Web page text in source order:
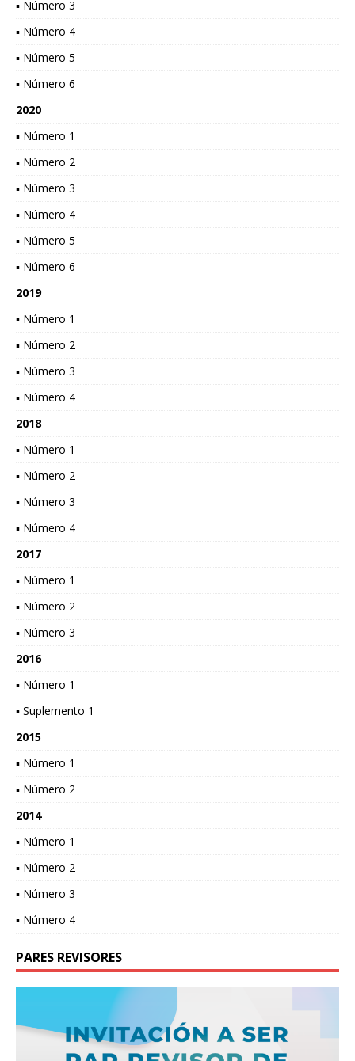
▪ Número 3
▪ Número 4
▪ Número 5
▪ Número 6
2020
▪ Número 1
▪ Número 2
▪ Número 3
▪ Número 4
▪ Número 5
▪ Número 6
2019
▪ Número 1
▪ Número 2
▪ Número 3
▪ Número 4
2018
▪ Número 1
▪ Número 2
▪ Número 3
▪ Número 4
2017
▪ Número 1
▪ Número 2
▪ Número 3
2016
▪ Número 1
▪ Suplemento 1
2015
▪ Número 1
▪ Número 2
2014
▪ Número 1
▪ Número 2
▪ Número 3
▪ Número 4
PARES REVISORES